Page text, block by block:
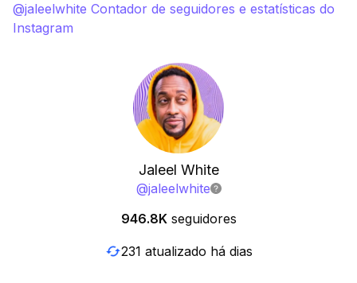
@jaleelwhite Contador de seguidores e estatísticas do
Instagram
Jaleel White
@jaleelwhite
946.8K seguidores
231 atualizado há dias